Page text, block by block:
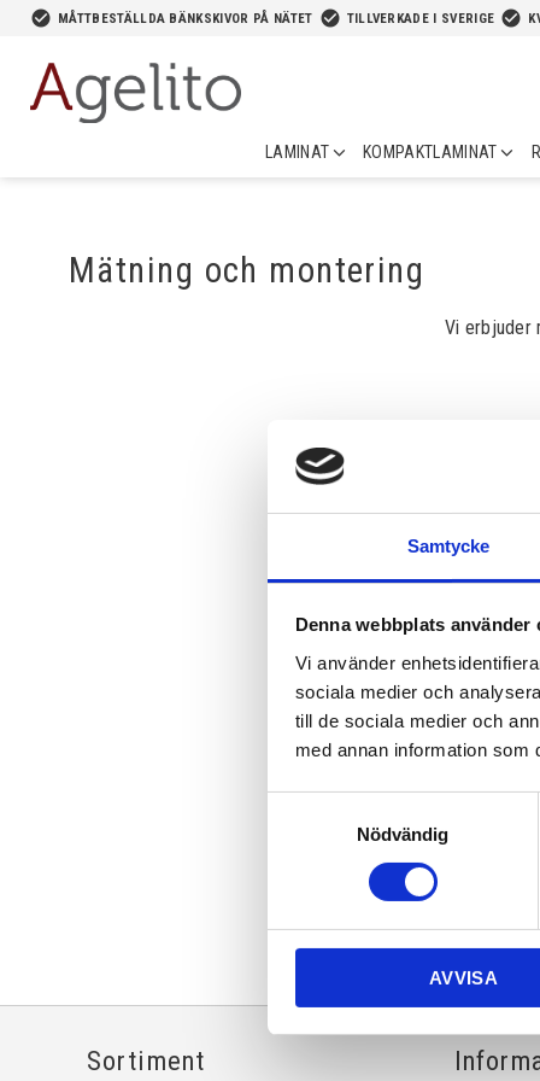
Samtycke
Denna webbplats använder
Vi använder
sociala medier och
till de sociala medier och
med annan information som
Nödvändig
AVVISA
check_circle MÅTTBESTÄLLDA BÄNKSKIVOR PÅ NÄTET check_circle TILLVERKADE I SVERIGE check_circle
LAMINAT KOMPAKTLAMINAT
Mätning och montering
Vi erbjuder
Sortiment